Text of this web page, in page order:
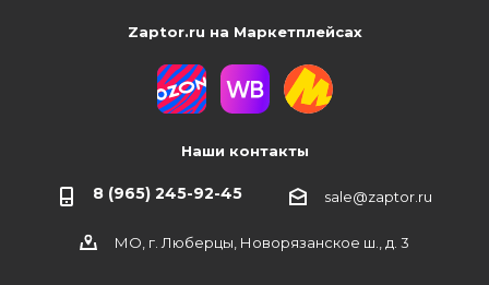
Zaptor.ru на Маркетплейсах
Наши контакты
8 (965) 245-92-45 sale@zaptor.ru
МО, г. Люберцы, Новорязанское ш., д. 3